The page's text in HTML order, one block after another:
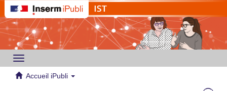
Toggle
navigation
Accueil iPubli